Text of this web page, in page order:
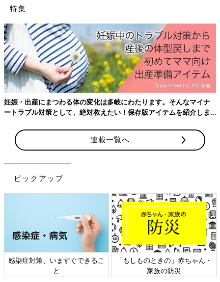
出典：Instagramアカウント「runa」
runaさん購入したのはセブンイレブン「たんぱく質が摂れる直火
チキンロール」。スープと一緒にプレートに乗せ、コンビニで購
入したとは思えないほどボリューミーでおいしそうなランチにな
っていますよね。とてもおいしかったそうで、ランチや朝食にピ
涼しい季節に温かい麺類が手軽に食べられる！
特集
妊娠・出産にまつわる体の変化は多岐にわたります。そんなマイナ
ートラブル対策として、絶対教えたい！保存版アイテムを紹介しま
連載一覧へ
ピックアップ
感染症対策、いますぐできるこ
と
「もしものときの」赤ちゃん・
家族の防災